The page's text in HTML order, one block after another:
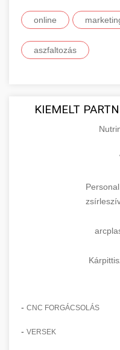
online
aszfaltozás
KIEMELT
- CNC FORGÁCSOLÁS
- VERSEK